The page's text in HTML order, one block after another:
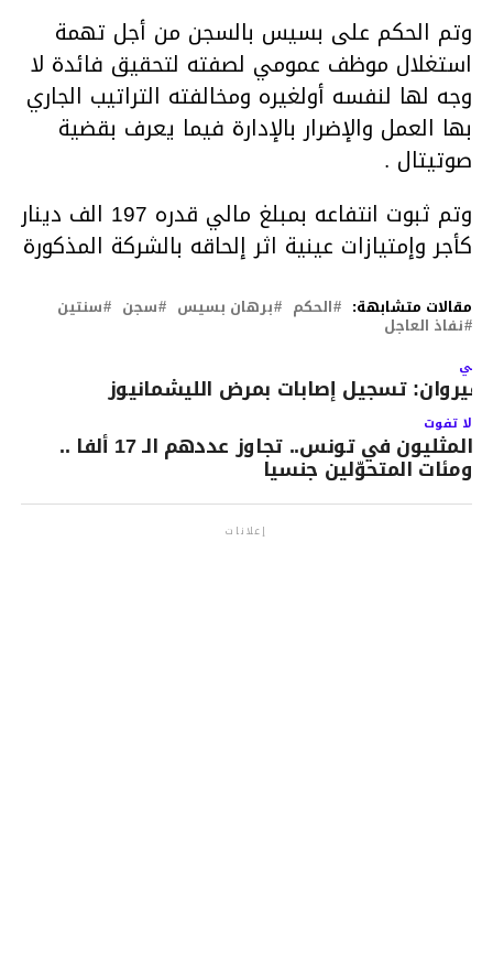
وتم الحكم على بسيس بالسجن من أجل تهمة
استغلال موظف عمومي لصفته لتحقيق فائدة لا
وجه لها لنفسه أولغيره ومخالفته التراتيب الجاري
بها العمل والإضرار بالإدارة فيما يعرف بقضية
صوتيتال .
وتم ثبوت انتفاعه بمبلغ مالي قدره 197 الف دينار
كأجر وإمتيازات عينية اثر إلحاقه بالشركة المذكورة
مقالات متشابهة: الحكم برهان بسيس سجن سنتين
نفاذ العاجل
تسجيل إصابات بمرض الليشمانيوز
لا تفوت
المثليون في تونس.. تجاوز عددهم الـ 17 ألفا ..
ومئات المتحوّلين جنسيا
إعلانات